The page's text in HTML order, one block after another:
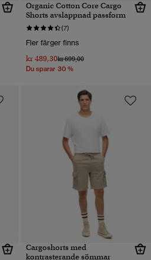
Organic Cotton Core Cargo
Shorts avslappnad passform
(7)
Fler färger finns
kr 489,30Pris reducerat från
kr 699,00till
Du sparar 30 %
Cargoshorts med
kontrasterande sömmar